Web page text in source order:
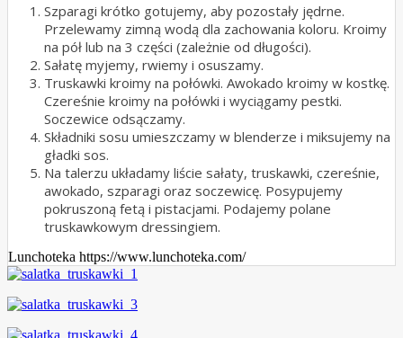
Szparagi krótko gotujemy, aby pozostały jędrne.
Przelewamy zimną wodą dla zachowania koloru. Kroimy
na pół lub na 3 części (zależnie od długości).
Sałatę myjemy, rwiemy i osuszamy.
Truskawki kroimy na połówki. Awokado kroimy w kostkę.
Czereśnie kroimy na połówki i wyciągamy pestki.
Soczewice odsączamy.
Składniki sosu umieszczamy w blenderze i miksujemy na
gładki sos.
Na talerzu układamy liście sałaty, truskawki, czereśnie,
awokado, szparagi oraz soczewicę. Posypujemy
pokruszoną fetą i pistacjami. Podajemy polane
truskawkowym dressingiem.
Lunchoteka https://www.lunchoteka.com/